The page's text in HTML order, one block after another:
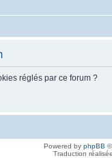
réglés par ce forum ?
Powered by phpBB
Traduction